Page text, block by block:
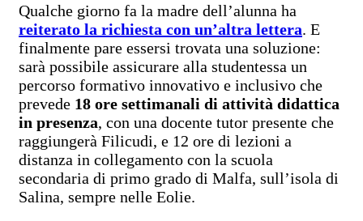
Qualche giorno fa la madre dell’alunna ha
reiterato la richiesta con un’altra lettera. E
finalmente pare essersi trovata una soluzione:
sarà possibile assicurare alla studentessa un
percorso formativo innovativo e inclusivo che
prevede 18 ore settimanali di attività didattica
in presenza, con una docente tutor presente che
raggiungerà Filicudi, e 12 ore di lezioni a
distanza in collegamento con la scuola
secondaria di primo grado di Malfa, sull’isola di
Salina, sempre nelle Eolie.